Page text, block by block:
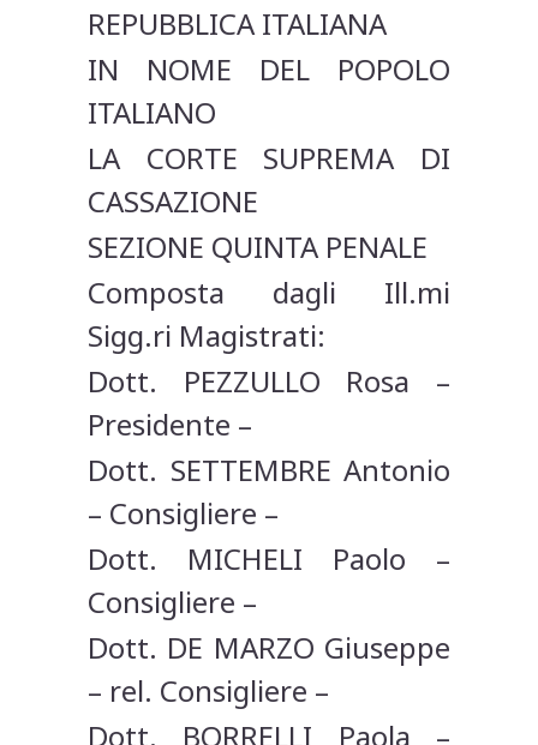
REPUBBLICA ITALIANA
IN NOME DEL POPOLO
ITALIANO
LA CORTE SUPREMA DI
CASSAZIONE
SEZIONE QUINTA PENALE
Composta dagli Ill.mi
Sigg.ri Magistrati:
Dott. PEZZULLO Rosa –
Presidente –
Dott. SETTEMBRE Antonio
– Consigliere –
Dott. MICHELI Paolo –
Consigliere –
Dott. DE MARZO Giuseppe
– rel. Consigliere –
Dott. BORRELLI Paola –